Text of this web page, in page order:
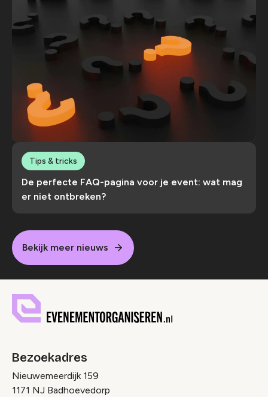
De perfecte FAQ-pagina voor je event: wat mag
er niet ontbreken?
Tips & tricks
Bekijk meer nieuws
Bezoekadres
Nieuwemeerdijk 159
1171 NJ Badhoevedorp